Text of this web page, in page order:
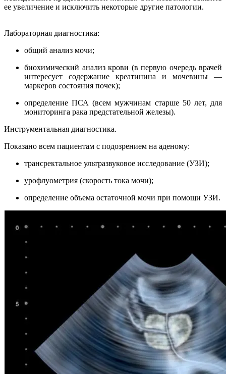
ее увеличение и исключить некоторые другие патологии.
Лабораторная диагностика:
общий анализ мочи;
биохимический анализ крови (в первую очередь врачей
интересует содержание креатинина и мочевины —
маркеров состояния почек);
определение ПСА (всем мужчинам старше 50 лет, для
мониторинга рака предстательной железы).
Инструментальная диагностика.
Показано всем пациентам с подозрением на аденому:
трансректальное ультразвуковое исследование (УЗИ);
урофлуометрия (скорость тока мочи);
определение объема остаточной мочи при помощи УЗИ.